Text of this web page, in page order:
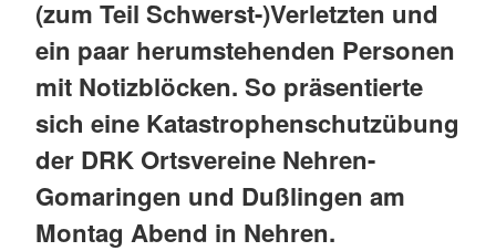
(zum Teil Schwerst-)Verletzten und
ein paar herumstehenden Personen
mit Notizblöcken. So präsentierte
sich eine Katastrophenschutzübung
der DRK Ortsvereine Nehren-
Gomaringen und Dußlingen am
Montag Abend in Nehren.